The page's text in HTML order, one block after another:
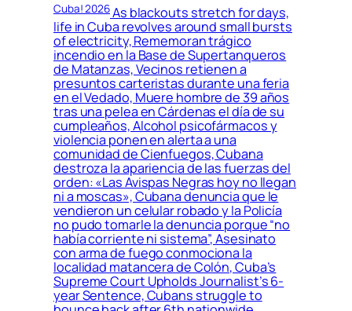
Cuba! 2026As blackouts stretch for days,
life in Cuba revolves around small bursts
of electricity, Rememoran trágico
incendio en la Base de Supertanqueros
de Matanzas, Vecinos retienen a
presuntos carteristas durante una feria
en el Vedado, Muere hombre de 39 años
tras una pelea en Cárdenas el día de su
cumpleaños, Alcohol psicofármacos y
violencia ponen en alerta a una
comunidad de Cienfuegos, Cubana
destroza la apariencia de las fuerzas del
orden: «Las Avispas Negras hoy no llegan
ni a moscas», Cubana denuncia que le
vendieron un celular robado y la Policía
no pudo tomarle la denuncia porque “no
había corriente ni sistema”, Asesinato
con arma de fuego conmociona la
localidad matancera de Colón, Cuba’s
Supreme Court Upholds Journalist’s 6-
year Sentence, Cubans struggle to